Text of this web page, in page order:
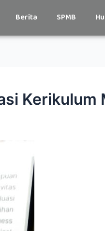
Berita SPMB
Kerikulum